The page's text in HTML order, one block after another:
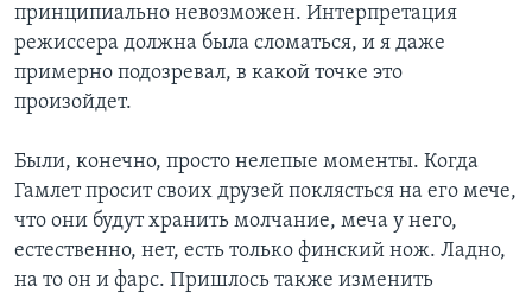
принципиально невозможен. Интерпретация
режиссера должна была сломаться, и я даже
примерно подозревал, в какой точке это
произойдет.
Были, конечно, просто нелепые моменты. Когда
Гамлет просит своих друзей поклясться на его мече,
что они будут хранить молчание, меча у него,
естественно, нет, есть только финский нож. Ладно,
на то он и фарс. Пришлось также изменить